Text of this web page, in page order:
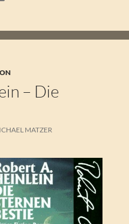
– Die
MATZER